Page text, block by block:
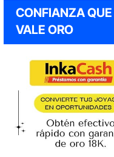
CONFIANZA QUE
VALE ORO